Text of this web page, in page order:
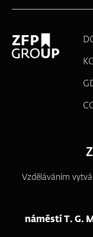
Vzděláváním
náměstí T. G.